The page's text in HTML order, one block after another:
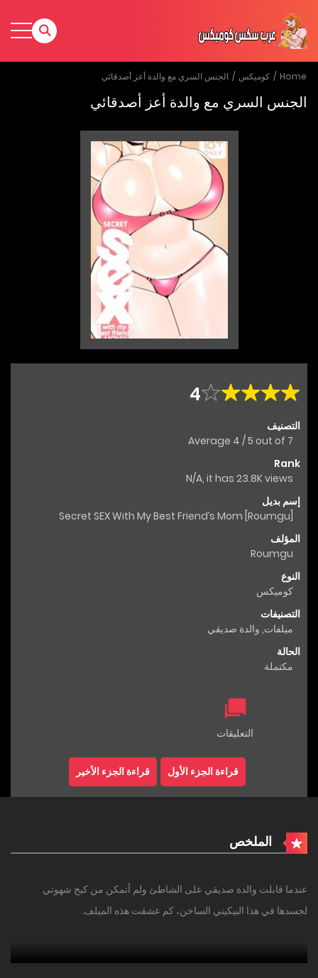
Home كوميكس الجنس السري مع والدة أعز أصدقائي
الجنس السري مع والدة أعز أصدقائي
4
التصنيف
Average 4 /5 out of 7
Rank
N/A, it has 23.8K views
إسم بديل
Secret SEX With My Best Friend’s Mom [Roumgu]
المؤلف
Roumgu
النوع
كوميكس
التصنيفات
ميلفات, والدة صديقي
الحالة
مكتملة
التعليقات
قراءة الجزء الأول قراءة الجزء الأخير
الملخص
عندما قابلت والدة صديقي على الشاطئ ولم أتمكن من كبح شهوتي
لجسدها في هذا البيكيني الساخن، كم عشقت هذه الميلف.